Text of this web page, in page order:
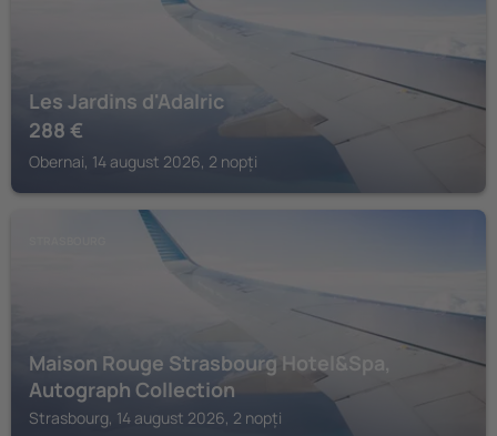
Les Jardins d'Adalric
288 €
Obernai, 14 august 2026, 2 nopți
Maison Rouge Strasbourg Hotel&Spa,
Autograph Collection
Strasbourg, 14 august 2026, 2 nopți